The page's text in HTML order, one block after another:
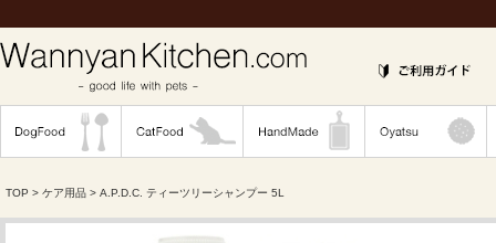
TOP > ケア用品 > A.P.D.C. ティーツリーシャンプー 5L